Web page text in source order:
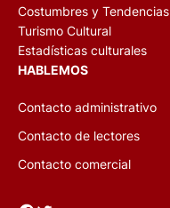
Costumbres y Tendencias
Turismo Cultural
Estadísticas culturales
HABLEMOS
Contacto administrativo
Contacto de lectores
Contacto comercial